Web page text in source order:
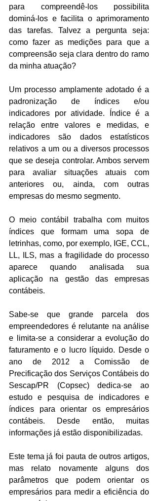
para compreendê-los possibilita
dominá-los e facilita o aprimoramento
das tarefas. Talvez a pergunta seja:
como fazer as medições para que a
compreensão seja clara dentro do ramo
da minha atuação?
Um processo amplamente adotado é a
padronização de índices e/ou
indicadores por atividade. Índice é a
relação entre valores e medidas, e
indicadores são dados estatísticos
relativos a um ou a diversos processos
que se deseja controlar. Ambos servem
para avaliar situações atuais com
anteriores ou, ainda, com outras
empresas do mesmo segmento.
O meio contábil trabalha com muitos
índices que formam uma sopa de
letrinhas, como, por exemplo, IGE, CCL,
LL, ILS, mas a fragilidade do processo
aparece quando analisada sua
aplicação na gestão das empresas
contábeis.
Sabe-se que grande parcela dos
empreendedores é relutante na análise
e limita-se a considerar a evolução do
faturamento e o lucro líquido. Desde o
ano de 2012 a Comissão de
Precificação dos Serviços Contábeis do
Sescap/PR (Copsec) dedica-se ao
estudo e pesquisa de indicadores e
índices para orientar os empresários
contábeis. Desde então, muitas
informações já estão disponibilizadas.
Este tema já foi pauta de outros artigos,
mas relato novamente alguns dos
parâmetros que podem orientar os
empresários para medir a eficiência do